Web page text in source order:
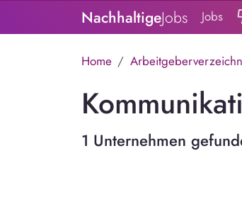
NachhaltigeJobs Jobs
Home
1 Unternehmen